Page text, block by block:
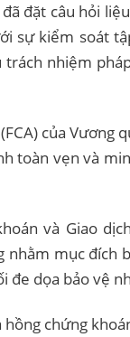
đặt câu hỏi
sự kiểm soát
trách nhiệm
của
toàn vẹn và
và Giao
nhằm mục
đe dọa bảo vệ
hồng chứng